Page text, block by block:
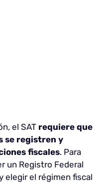
el SAT requiere que
se registren y
fiscales. Para
un Registro Federal
elegir el régimen fiscal